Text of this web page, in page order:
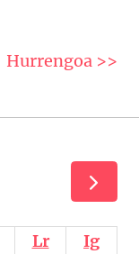
Hurrengoa >>
Lr
Ig